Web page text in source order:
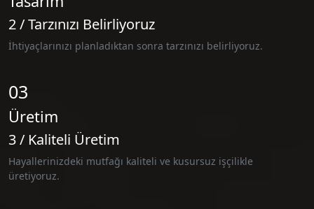
2 / Tarzınızı Belirliyoruz
İhtiyaçlarınızı planladıktan sonra tarzınızı belirliyoruz.
03
Üretim
3 / Kaliteli Üretim
Hayallerinizdeki mutfağı kaliteli ve kusursuz işçilikle
üretiyoruz.